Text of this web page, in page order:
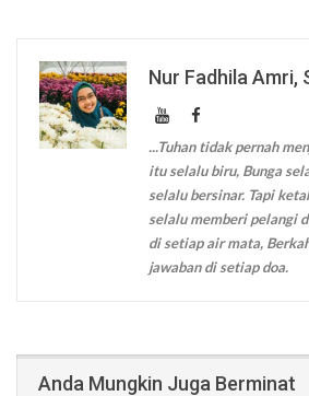
Nur Fadhila Amri,
...Tuhan tidak pernah
itu selalu biru, Bunga
selalu bersinar. Tapi
selalu memberi pelangi
di setiap air mata,
jawaban di setiap doa.
Anda Mungkin Juga Berminat